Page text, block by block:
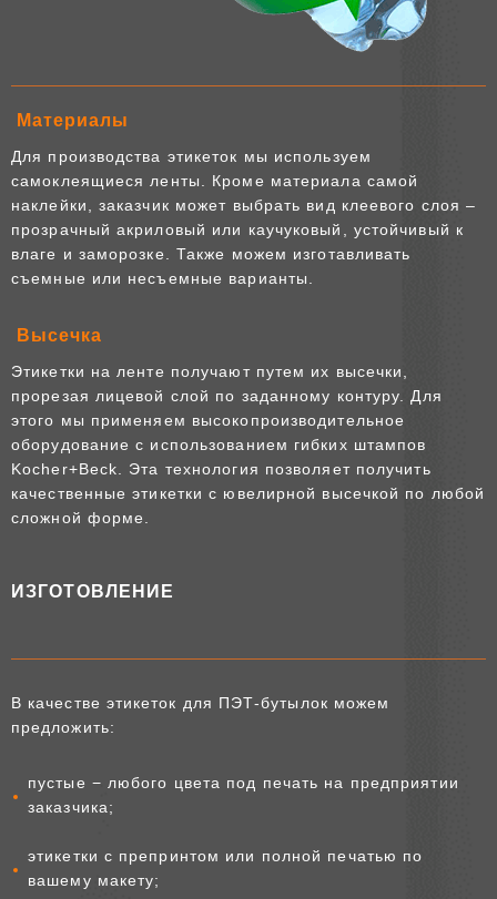
ИЗГОТОВЛЕНИЕ
Материалы
Для производства этикеток мы используем
самоклеящиеся ленты. Кроме материала самой
наклейки, заказчик может выбрать вид клеевого слоя –
прозрачный акриловый или каучуковый, устойчивый к
влаге и заморозке. Также можем изготавливать
съемные или несъемные варианты.
Высечка
Этикетки на ленте получают путем их высечки,
прорезая лицевой слой по заданному контуру. Для
этого мы применяем высокопроизводительное
оборудование с использованием гибких штампов
Kocher+Beck. Эта технология позволяет получить
качественные этикетки с ювелирной высечкой по любой
сложной форме.
В качестве этикеток для ПЭТ-бутылок можем
предложить:
пустые − любого цвета под печать на предприятии
заказчика;
этикетки с препринтом или полной печатью по
вашему макету;